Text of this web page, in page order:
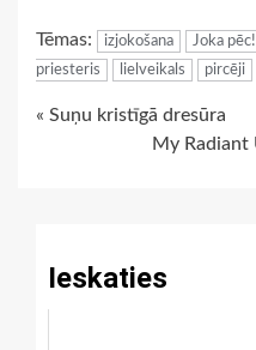
Tēmas: izjokošana Joka pēc!
priesteris
lielveikals pircēji
Continue
« Suņu kristīgā dresūra
My Radiant
Ieskaties